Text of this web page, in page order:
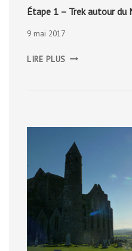
Étape 1 – Trek autour du
9 mai 2017
LIRE PLUS